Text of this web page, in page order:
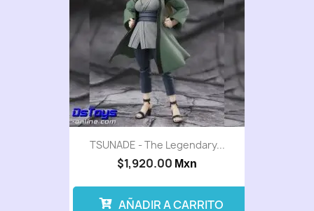
TSUNADE - The Legendary...
$1,920.00 Mxn
AÑADIR A CARRITO